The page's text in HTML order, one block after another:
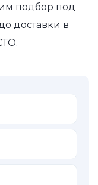
подбор под
доставки в